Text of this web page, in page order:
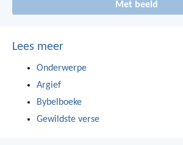
Met beeld
Lees meer
Onderwerpe
Argief
Bybelboeke
Gewildste verse